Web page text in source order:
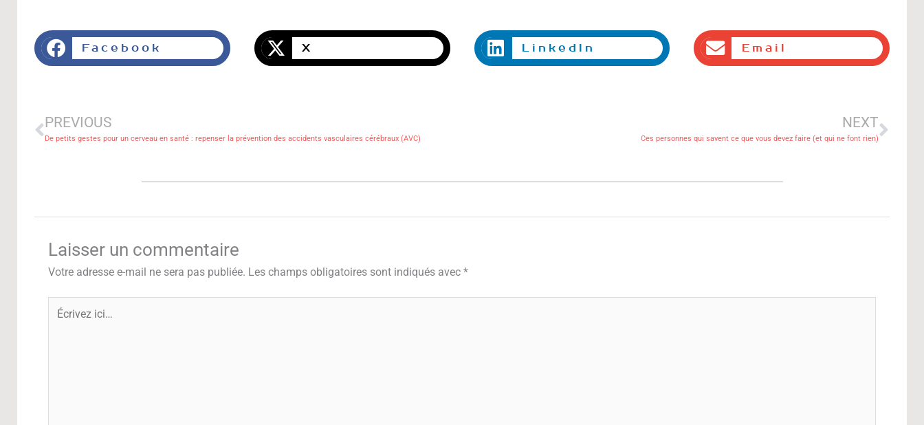
Facebook X LinkedIn Email
PREVIOUS
De petits gestes pour un cerveau en santé : repenser la prévention des accidents vasculaires cérébraux (AVC)
NEXT
Ces personnes qui savent ce que vous devez faire (et qui ne font rien)
Laisser un commentaire
Votre adresse e-mail ne sera pas publiée. Les champs obligatoires sont indiqués avec *
Écrivez
ici…